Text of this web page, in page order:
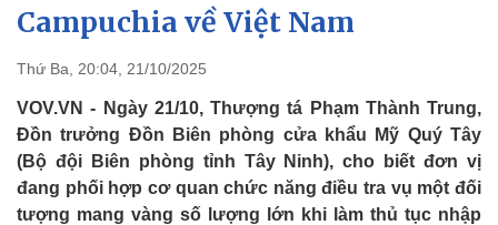
Đảng
Tổ chức nhân sự
Nhận diện sự thật
Tin 24h
Dự báo thời tiết
Việc làm
Biển đảo
Campuchia về Việt Nam
Thứ Ba, 20:04, 21/10/2025
VOV.VN - Ngày 21/10, Thượng tá Phạm Thành Trung,
Đồn trưởng Đồn Biên phòng cửa khẩu Mỹ Quý Tây
(Bộ đội Biên phòng tỉnh Tây Ninh), cho biết đơn vị
đang phối hợp cơ quan chức năng điều tra vụ một đối
tượng mang vàng số lượng lớn khi làm thủ tục nhập